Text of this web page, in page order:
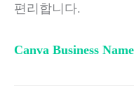
편리합니다.
Canva Business